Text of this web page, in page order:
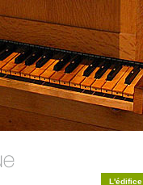
L'édifice